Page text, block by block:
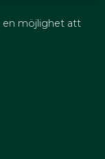
en möjlighet att